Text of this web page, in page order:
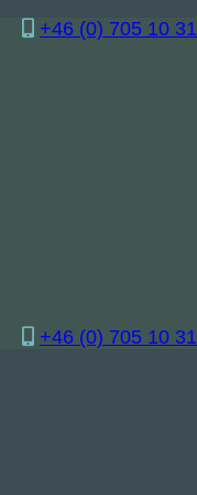
+46 (0) 705 10
+46 (0) 705 10